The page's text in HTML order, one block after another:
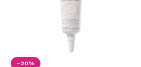
-20%